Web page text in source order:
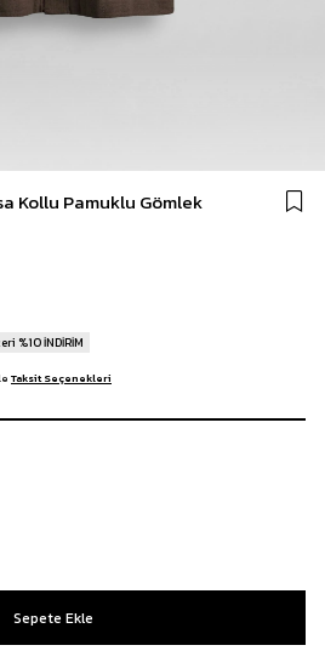
Kollu Pamuklu Gömlek
%10 İNDİRİM
Taksit Seçenekleri